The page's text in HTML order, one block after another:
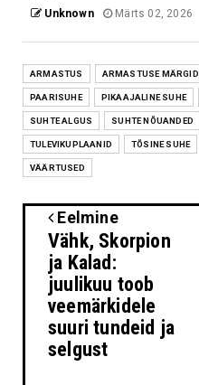
Unknown Märts 02, 2026
ARMASTUS ARMASTUSE MÄRGID
PAARISUHE PIKAAJALINE SUHE
SUHTE ALGUS SUHTE NÕUANDED
TULEVIKUPLAANID TÕSINE SUHE
VÄÄRTUSED
Eelmine
Vähk, Skorpion
ja Kalad:
juulikuu toob
veemärkidele
suuri tundeid ja
selgust